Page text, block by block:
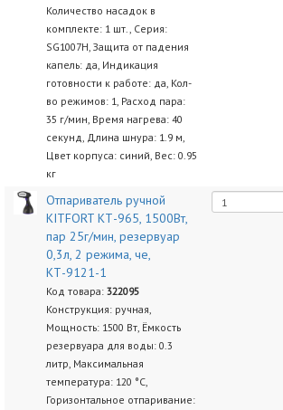
Количество насадок в
комплекте: 1 шт., Серия:
SG1007H, Защита от падения
капель: да, Индикация
готовности к работе: да, Кол-
во режимов: 1, Расход пара:
35 г/мин, Время нагрева: 40
секунд, Длина шнура: 1.9 м,
Цвет корпуса: синий, Вес: 0.95
кг
Отпариватель ручной
KITFORT КТ-965, 1500Вт,
пар 25г/мин, резервуар
0,3л, 2 режима, че,
КТ-9121-1
Код товара: 322095
Конструкция: ручная,
Мощность: 1500 Вт, Ёмкость
резервуара для воды: 0.3
литр, Максимальная
температура: 120 °C,
Горизонтальное отпаривание: